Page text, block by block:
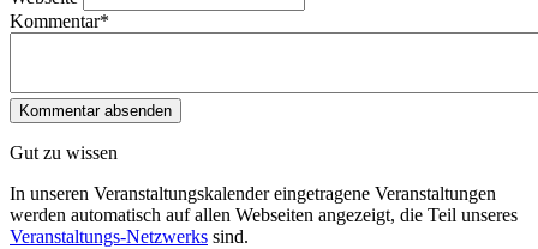
Kommentar*
Gut zu wissen
In unseren Veranstaltungskalender eingetragene Veranstaltungen
werden automatisch auf allen Webseiten angezeigt, die Teil unseres
Veranstaltungs-Netzwerks sind.